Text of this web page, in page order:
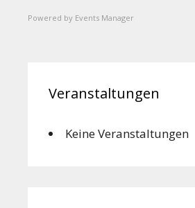
Powered by Events Manager
Veranstaltungen
Keine Veranstaltungen